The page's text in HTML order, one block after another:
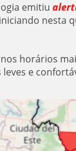
emitiu
nesta
horários
e